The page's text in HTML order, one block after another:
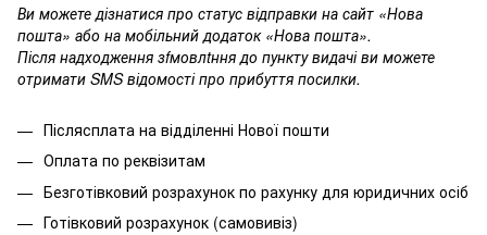
Ви можете дізнатися про статус відправки на сайт «Нова
пошта» або на мобільний додаток «Нова пошта».
Після надходження зfмовлtння до пункту видачі ви можете
отримати SMS відомості про прибуття посилки.
Післясплата на відділенні Нової пошти
Оплата по реквізитам
Безготівковий розрахунок по рахунку для юридичних осіб
Готівковий розрахунок (самовивіз)